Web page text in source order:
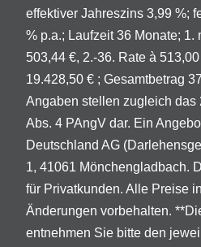
effektiver Jahreszins 3,99 %;
% p.a.; Laufzeit 36 Monate; 1.
503,44 €, 2.-36. Rate à
19.428,50 € ; Gesamtbetrag
Angaben stellen zugleich das
Abs. 4 PAngV dar. Ein
Deutschland AG
1, 41061 Mönchengladbach.
für Privatkunden. Alle Preise
Änderungen vorbehalten.
entnehmen Sie bitte den